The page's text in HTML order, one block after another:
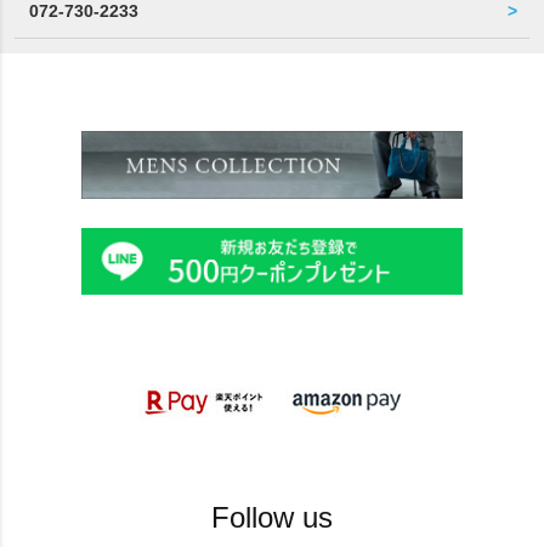
072-730-2233
Follow us